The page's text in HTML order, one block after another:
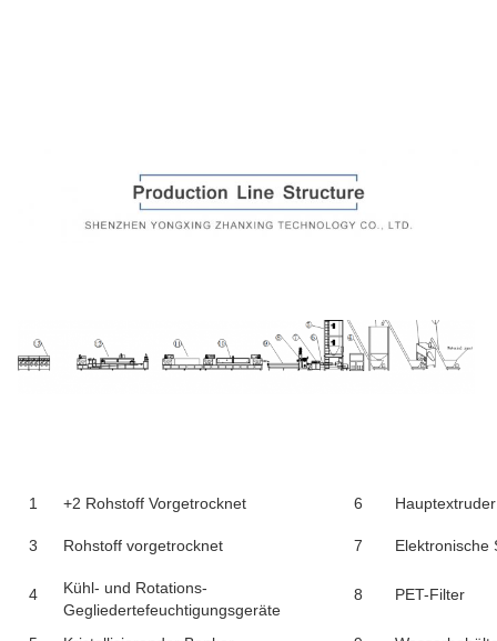
1 +2 Rohstoff Vorgetrocknet 6 Hauptextruder
3 Rohstoff vorgetrocknet 7 Elektronische
4
Kühl- und Rotations-
Gegliedertefeuchtigungsgeräte
8 PET-Filter